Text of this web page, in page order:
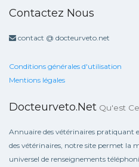
Contactez Nous
contact @ docteurveto.net
Conditions générales d'utilisation
Mentions légales
Docteurveto.net Qu'est
Annuaire des vétérinaires pratiquant
des vétérinaires, notre site permet la
universel de renseignements